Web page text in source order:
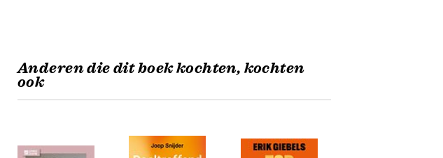
Anderen die dit boek kochten, kochten
ook